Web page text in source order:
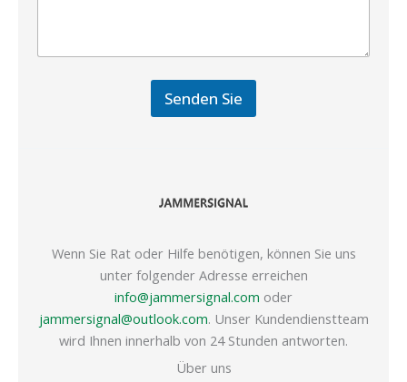
Senden Sie
Wenn Sie Rat oder Hilfe benötigen, können Sie uns
unter folgender Adresse erreichen
info@jammersignal.com oder
jammersignal@outlook.com. Unser Kundendienstteam
wird Ihnen innerhalb von 24 Stunden antworten.
Über uns